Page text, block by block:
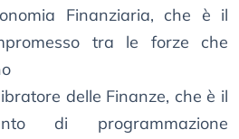
Finanziaria, che è il
tra le forze che
delle Finanze, che è il
di programmazione